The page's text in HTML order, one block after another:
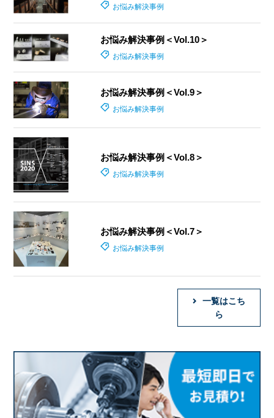
お悩み解決事例
お悩み解決事例＜Vol.10＞
お悩み解決事例
お悩み解決事例＜Vol.9＞
お悩み解決事例
お悩み解決事例＜Vol.8＞
お悩み解決事例
お悩み解決事例＜Vol.7＞
お悩み解決事例
一覧はこち
ら